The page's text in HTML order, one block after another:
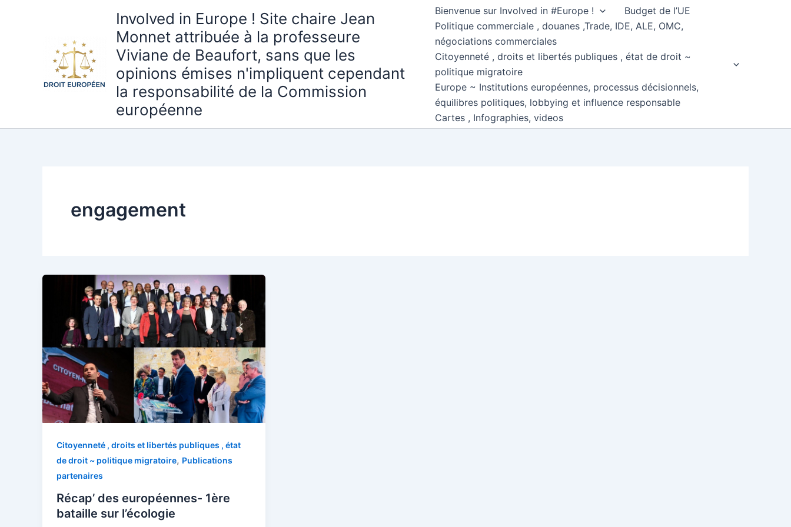
Involved in Europe ! Site chaire Jean
Monnet attribuée à la professeure
Viviane de Beaufort, sans que les
opinions émises n'impliquent cependant
la responsabilité de la Commission
européenne
Bienvenue sur Involved in #Europe !
Budget de l’UE
Politique commerciale , douanes ,Trade, IDE, ALE, OMC,
négociations commerciales
Citoyenneté , droits et libertés publiques , état de droit ~
politique migratoire
Europe ~ Institutions européennes, processus décisionnels,
équilibres politiques, lobbying et influence responsable
Cartes , Infographies, videos
engagement
Citoyenneté , droits et libertés publiques , état
de droit ~ politique migratoire, Publications
partenaires
Récap’ des européennes- 1ère
bataille sur l’écologie